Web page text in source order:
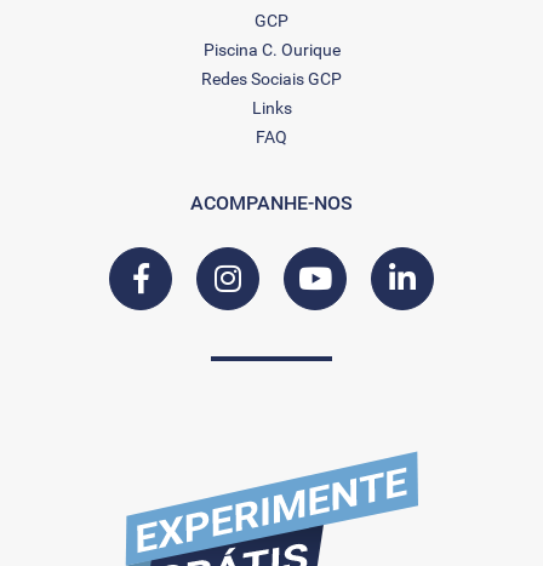
GCP
Piscina C. Ourique
Redes Sociais GCP
Links
FAQ
ACOMPANHE-NOS